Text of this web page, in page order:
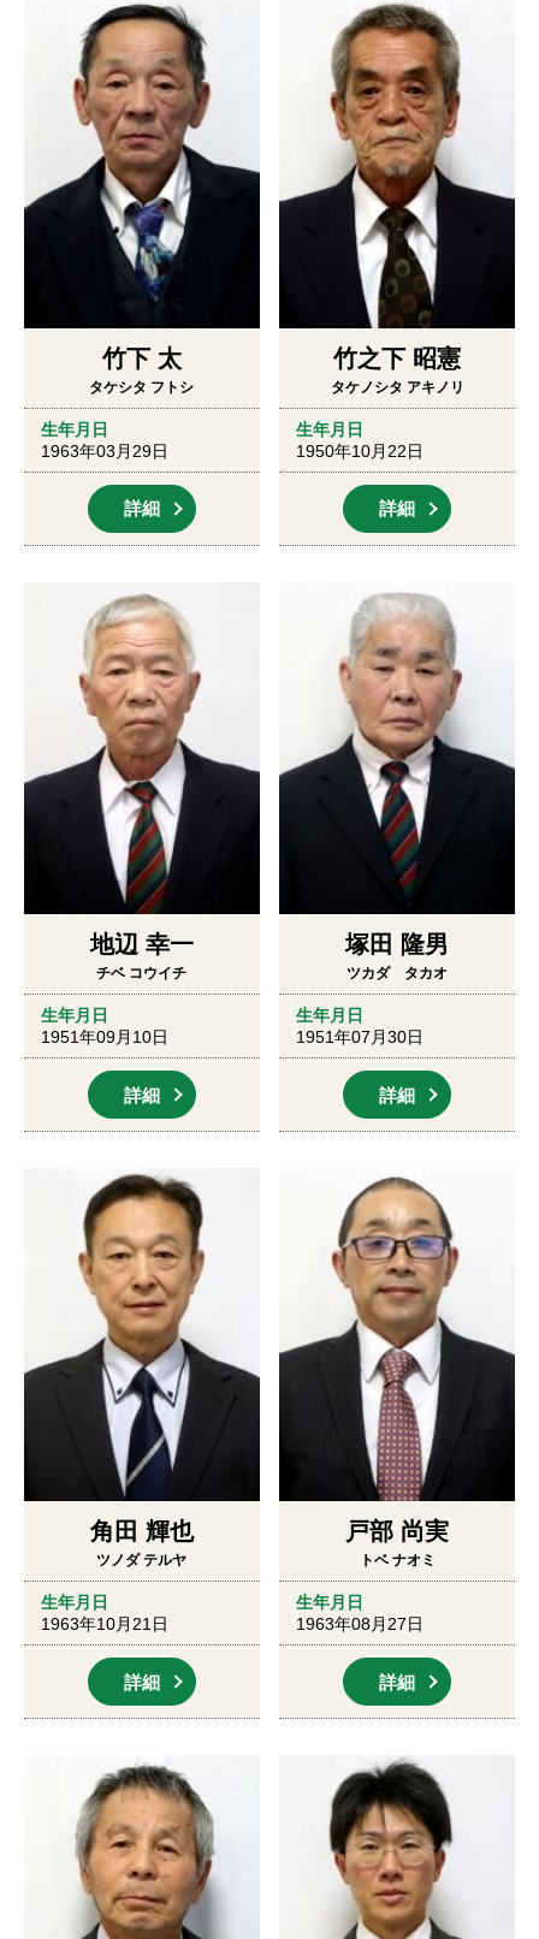
竹下 太
タケシタ フトシ
生年月日
1963年03月29日
詳細
竹之下 昭憲
タケノシタ アキノリ
生年月日
1950年10月22日
詳細
地辺 幸一
チベ コウイチ
生年月日
1951年09月10日
詳細
塚田 隆男
ツカダ タカオ
生年月日
1951年07月30日
詳細
角田 輝也
ツノダ テルヤ
生年月日
1963年10月21日
詳細
戸部 尚実
トベ ナオミ
生年月日
1963年08月27日
詳細